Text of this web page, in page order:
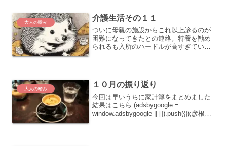
動画が結構上がって...
大人の嗜み 介護生活その１１
ついに母親の施設からこれ以上診るのが
困難になってきたとの連絡。特養を勧め
られるも入所のハードルが高すぎていつ
大人の嗜み １０月の振り返り
今回は早いうちに家計簿をまとめました
結果はこちら (adsbygoogle =
window.adsbygoogle || []).push({});彦根旅